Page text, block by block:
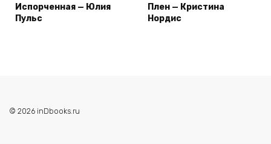
Испорченная — Юлия
Пульс
Плен — Кристина
Нордис
© 2026 inDbooks.ru